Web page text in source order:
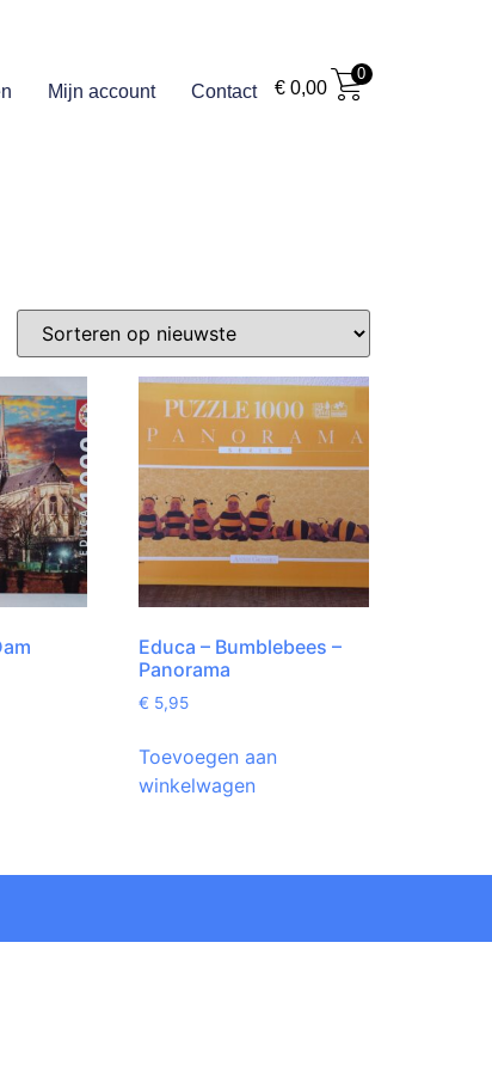
Mijn account Contact €0,00
0
Educa – Bumblebees –
Panorama
€ 5,95
Toevoegen aan
winkelwagen